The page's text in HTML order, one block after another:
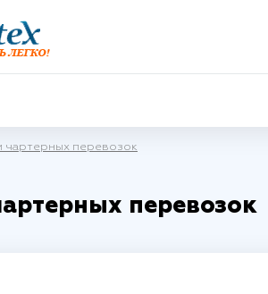
чартерных перевозок
перевозок